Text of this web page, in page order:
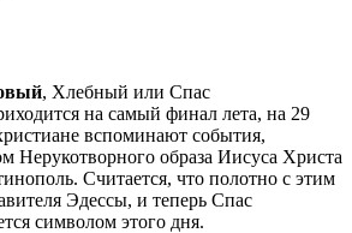
, Хлебный или Спас
на самый финал лета, на 29
вспоминают события,
Нерукотворного образа Иисуса Христа
Считается, что полотно с этим
Эдессы, и теперь Спас
символом этого дня.